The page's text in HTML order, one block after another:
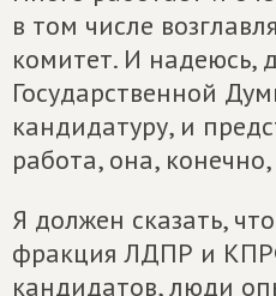
в том числе
комитет. И надеюсь,
Государственной
кандидатуру, и
работа, она,
Я должен сказать,
фракция ЛДПР и
кандидатов, люди